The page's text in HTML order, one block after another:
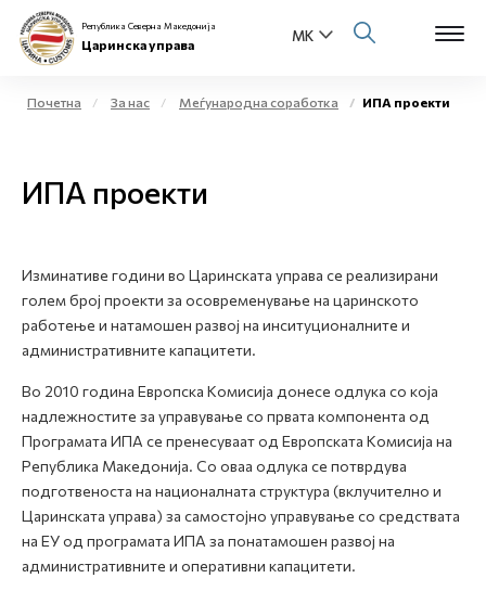
Физички лица
Бизнис заедница
Е-Царина
Контакт
Република Северна Македонија
Царинска управа
Почетна За нас Меѓународна соработка ИПА проекти
ИПА проекти
Изминативе години во Царинската управа се реализирани
голем број проекти за осовременување на царинското
работење и натамошен развој на инситуционалните и
административните капацитети.
Во 2010 година Европска Комисија донесе одлука со која
надлежностите за управување со првата компонента од
Програмата ИПА се пренесуваат од Европската Комисија на
Република Македонија. Со оваа одлука се потврдува
подготвеноста на националната структура (вклучително и
Царинската управа) за самостојно управување со средствата
на ЕУ од програмата ИПА за понатамошен развој на
административните и оперативни капацитети.